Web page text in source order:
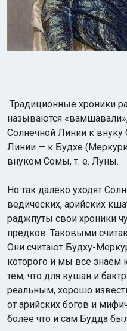
Традиционные хроники
называются
Солнечной Линии к
Линии — к Будхе
внуком Сомы, т. е. Луны.
Но так далеко уходят
ведических, арийских
раджпуты свои хроники
предков. Таковыми
Они считают Будху-
которого и мы все знаем
тем, что для кушан и
реальным, хорошо
от арийских богов и
более что и сам Будда